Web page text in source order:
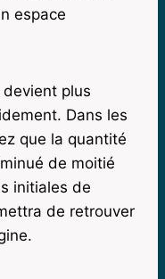
espace
plus
Dans les
que la quantité
de moitié
initiales de
de retrouver